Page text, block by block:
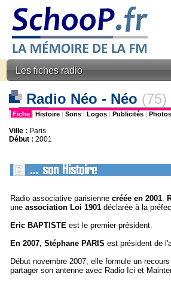
Les fiches radio
Radio Néo - Néo (75)
| Fiche | Histoire | Sons | Logos | Publicités | Photos
Ville : Paris
Début : 2001
Radio associative parisienne créée en 2001.
une association Loi 1901 déclarée à la
Eric BAPTISTE est le premier président.
En 2007, Stéphane PARIS est président de
Début novembre 2007, elle formule un
partager son antenne avec Radio Ici et